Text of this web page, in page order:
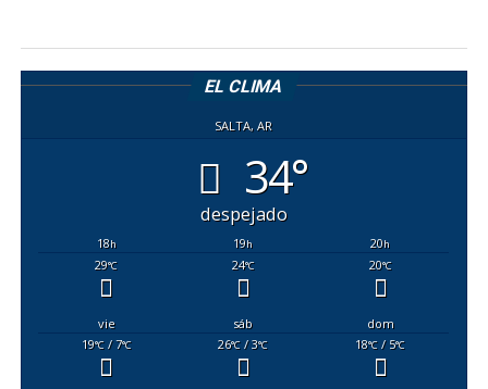
EL CLIMA
SALTA, AR
34°
despejado
18h 19h 20h
29°C 24°C 20°C
vie sáb
dom
19°C/ 7°C 26°C / 3°C 18°C / 5°C